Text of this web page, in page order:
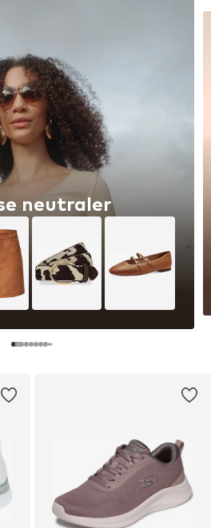
neutraler